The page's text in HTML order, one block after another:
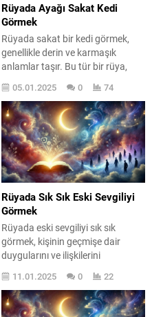
Rüyada Ayağı Sakat Kedi
Görmek
Rüyada sakat bir kedi görmek,
genellikle derin ve karmaşık
anlamlar taşır. Bu tür bir rüya,
kişinin yaşamında hissettiği
zayıflık ve savunmasızlık
duygularını yansıtabilir. Kediler,
bağımsızlık ve gizem sembolü
olarak bilinirken, sakat bir kedi
görmek, bu bağımsızlığın
kaybolduğuna veya zorluklarla
karşılaşıldığına işaret edebilir.
Rüyalar, bilinçaltımızın bir
yansımasıdır ve bu durumda,
rüya...
05.01.2025 0 74
Rüyada Sık Sık Eski Sevgiliyi
Görmek
Rüyada eski sevgiliyi sık sık
görmek, kişinin geçmişe dair
duygularını ve ilişkilerini
sorguladığını gösterir. Bu tür
rüyalar, çoğu zaman
bilinçaltımızın derinliklerinden
gelen bir çağrıdır. Belki de eski
11.01.2025 0 22